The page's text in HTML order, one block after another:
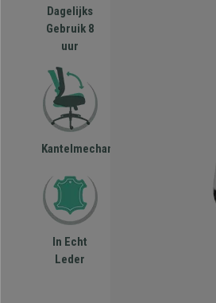
Dagelijks
Gebruik 8
uur
Kantelmechanisme
In Echt
Leder